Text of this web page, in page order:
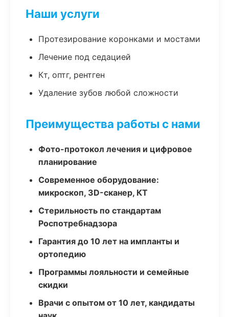
Наши услуги
Протезирование коронками и мостами
Лечение под седацией
Кт, оптг, рентген
Удаление зубов любой сложности
Преимущества работы с нами
Фото-протокол лечения и цифровое
планирование
Современное оборудование:
микроскоп, 3D-сканер, КТ
Стерильность по стандартам
Роспотребнадзора
Гарантия до 10 лет на импланты и
ортопедию
Программы лояльности и семейные
скидки
Врачи с опытом от 10 лет, кандидаты